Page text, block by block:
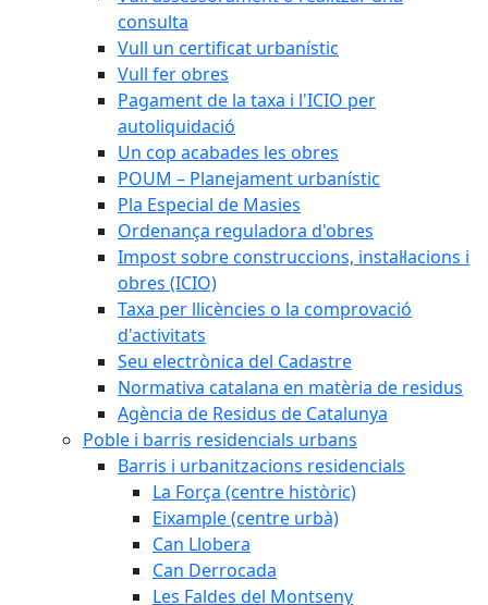
consulta
Vull un certificat urbanístic
Vull fer obres
Pagament de la taxa i l'ICIO per
autoliquidació
Un cop acabades les obres
POUM – Planejament urbanístic
Pla Especial de Masies
Ordenança reguladora d'obres
Impost sobre construccions, instal·lacions i
obres (ICIO)
Taxa per llicències o la comprovació
d'activitats
Seu electrònica del Cadastre
Normativa catalana en matèria de residus
Agència de Residus de Catalunya
Poble i barris residencials urbans
Barris i urbanitzacions residencials
La Força (centre històric)
Eixample (centre urbà)
Can Llobera
Can Derrocada
Les Faldes del Montseny